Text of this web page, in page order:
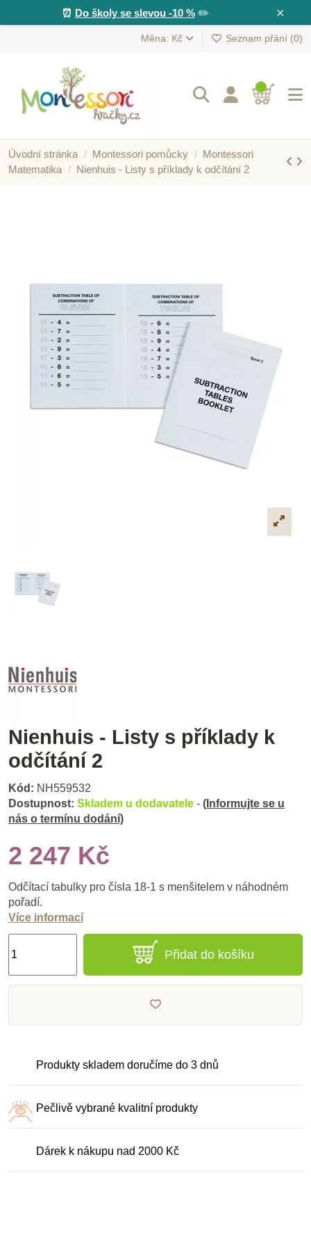
×
⏰ Do školy se slevou -10 %✏️
Měna: Kč Seznam přání (0)
Úvodní stránka Montessori pomůcky
Montessori
Matematika
Nienhuis - Listy s příklady k odčítání 2
Nienhuis - Listy s příklady k
odčítání 2
Kód: NH559532
Dostupnost: Skladem u dodavatele - (Informujte se u
nás o termínu dodání)
2 247 Kč
Odčítací tabulky pro čísla 18-1 s menšitelem v náhodném
pořadí.
Více informací
Přidat do košíku
Produkty skladem doručíme do 3 dnů
Pečlivě vybrané kvalitní produkty
Dárek k nákupu nad 2000 Kč